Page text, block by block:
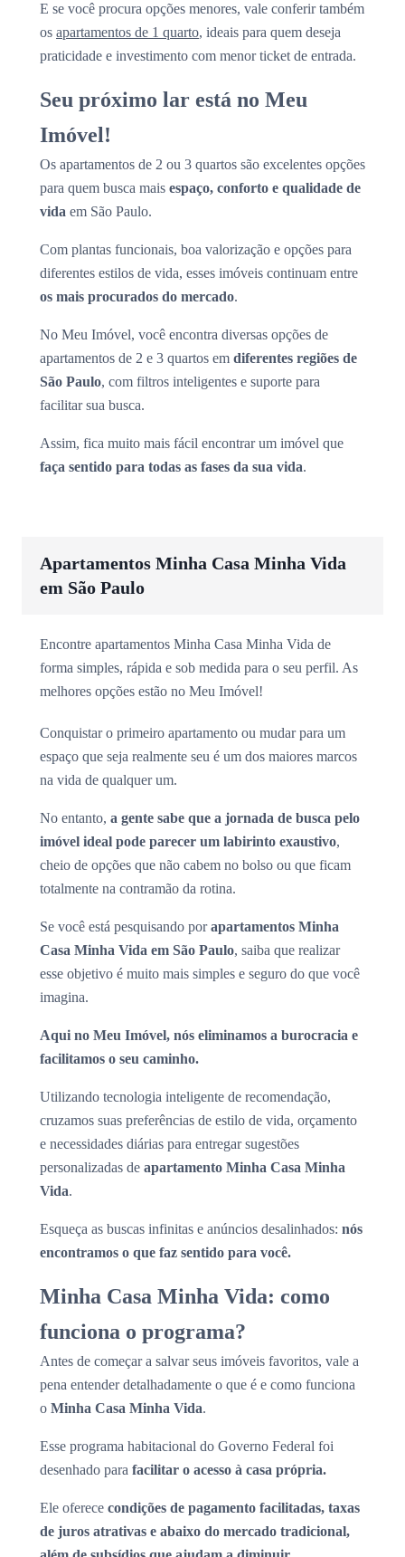
E se você procura opções menores, vale conferir também
os apartamentos de 1 quarto, ideais para quem deseja
praticidade e investimento com menor ticket de entrada.
Seu próximo lar está no Meu
Imóvel!
Os apartamentos de 2 ou 3 quartos são excelentes opções
para quem busca mais espaço, conforto e qualidade de
vida em São Paulo.
Com plantas funcionais, boa valorização e opções para
diferentes estilos de vida, esses imóveis continuam entre
os mais procurados do mercado.
No Meu Imóvel, você encontra diversas opções de
apartamentos de 2 e 3 quartos em diferentes regiões de
São Paulo, com filtros inteligentes e suporte para
facilitar sua busca.
Assim, fica muito mais fácil encontrar um imóvel que
faça sentido para todas as fases da sua vida.
Apartamentos Minha Casa Minha Vida
em São Paulo
Encontre apartamentos Minha Casa Minha Vida de
forma simples, rápida e sob medida para o seu perfil. As
melhores opções estão no Meu Imóvel!
Conquistar o primeiro apartamento ou mudar para um
espaço que seja realmente seu é um dos maiores marcos
na vida de qualquer um.
No entanto, a gente sabe que a jornada de busca pelo
imóvel ideal pode parecer um labirinto exaustivo,
cheio de opções que não cabem no bolso ou que ficam
totalmente na contramão da rotina.
Se você está pesquisando porapartamentos Minha
Casa Minha Vida em São Paulo, saiba que realizar
esse objetivo é muito mais simples e seguro do que você
imagina.
Aqui no Meu Imóvel, nós eliminamos a burocracia e
facilitamos o seu caminho.
Utilizando tecnologia inteligente de recomendação,
cruzamos suas preferências de estilo de vida, orçamento
e necessidades diárias para entregar sugestões
personalizadas de apartamento Minha Casa Minha
Vida.
Esqueça as buscas infinitas e anúncios desalinhados: nós
encontramos o que faz sentido para você.
Minha Casa Minha Vida: como
funciona o programa?
Antes de começar a salvar seus imóveis favoritos, vale a
pena entender detalhadamente o que é e como funciona
o Minha Casa Minha Vida.
Esse programa habitacional do Governo Federal foi
desenhado para facilitar o acesso à casa própria.
Ele oferece condições de pagamento facilitadas, taxas
de juros atrativas e abaixo do mercado tradicional,